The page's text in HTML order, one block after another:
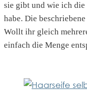
sie gibt und wie ich
habe. Die
Wollt ihr gleich
einfach die Menge